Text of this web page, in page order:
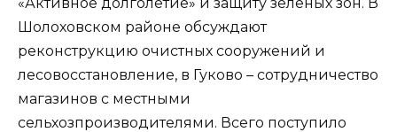
Шолоховском районе обсуждают
реконструкцию очистных сооружений и
лесовосстановление, в Гуково – сотрудничество
магазинов с местными
сельхозпроизводителями. Всего поступило